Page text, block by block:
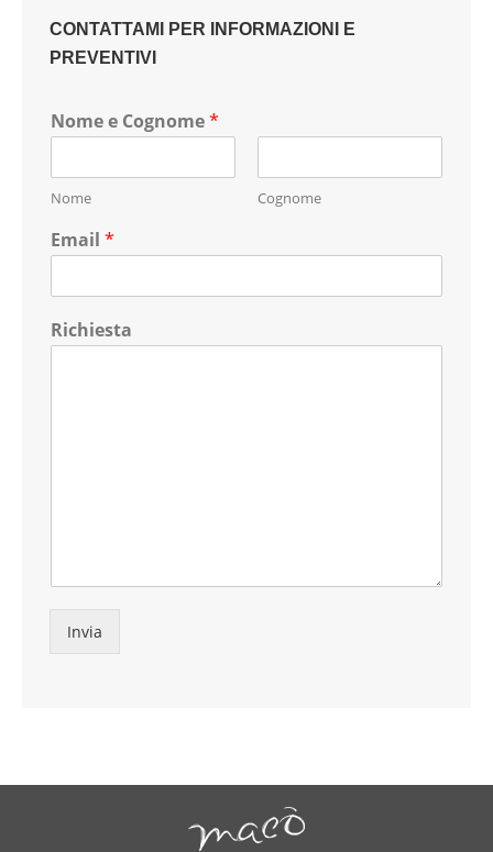
CONTATTAMI PER INFORMAZIONI E
PREVENTIVI
Nome e Cognome*
Nome Cognome
Email *
Richiesta
Invia